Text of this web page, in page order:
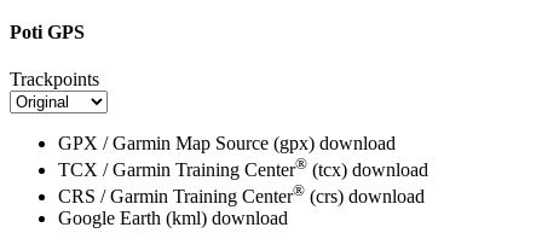
Poti GPS
Trackpoints
GPX / Garmin Map Source (gpx) download
TCX / Garmin Training Center® (tcx) download
CRS / Garmin Training Center® (crs) download
Google Earth (kml) download